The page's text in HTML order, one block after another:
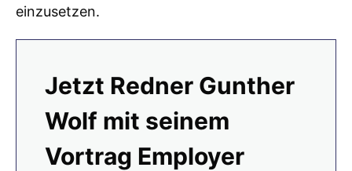
einzusetzen.
Jetzt Redner Gunther
Wolf mit seinem
Vortrag Employer